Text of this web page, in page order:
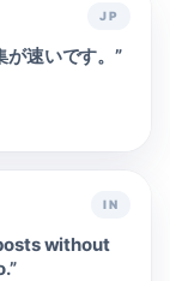
JP
が速いです。”
IN
without
”